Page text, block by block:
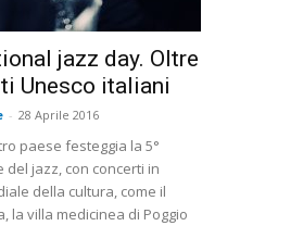
jazz day. Oltre
Unesco italiani
- 28 Aprile 2016
paese festeggia la 5°
jazz, con concerti in
della cultura, come il
la villa medicinea di Poggio